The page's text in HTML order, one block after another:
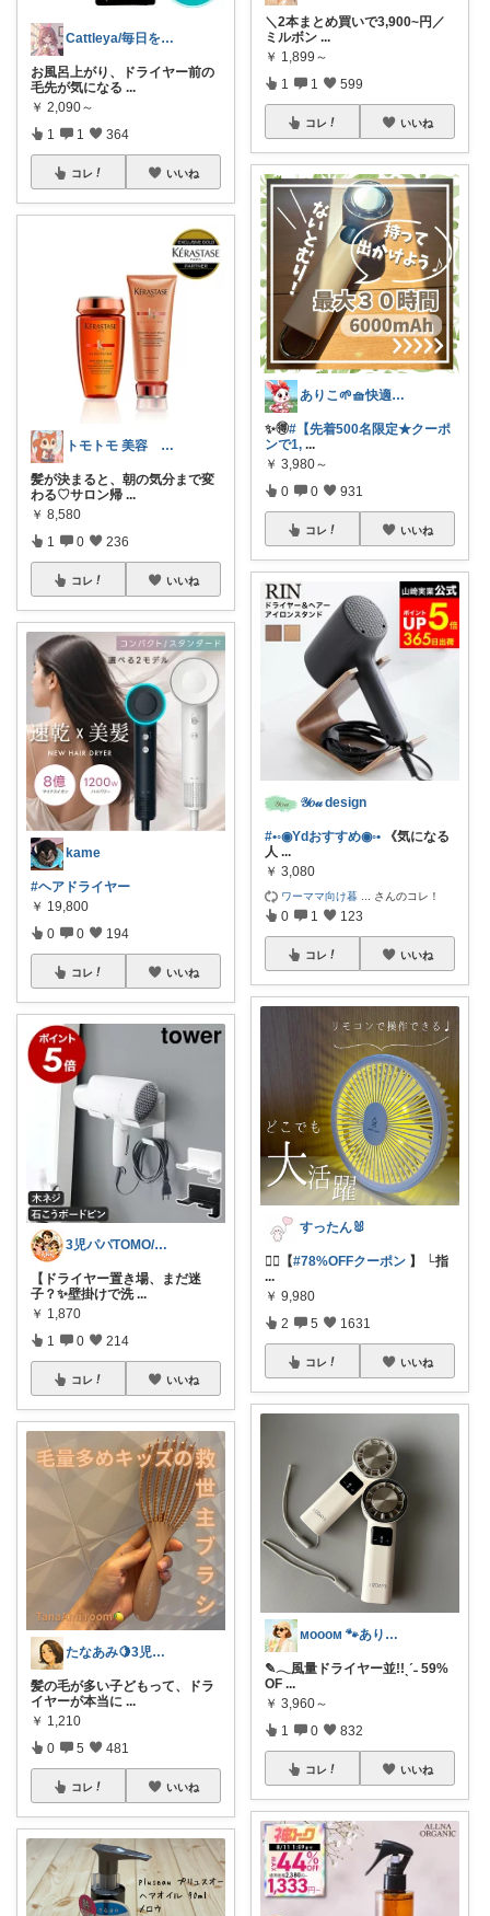
Cattleya/毎日を整える美容コスメ
お風呂上がり、ドライヤー前の
毛先が気になる ...
￥ 2,090～
1 1 364
コレ いいね
トモトモ 美容 食品 子育てルーム
髪が決まると、朝の気分まで変
わる♡サロン帰 ...
￥ 8,580
1 0 236
コレ いいね
kame
#ヘアドライヤー
￥ 19,800
0 0 194
コレ いいね
3児パパTOMO/暮らしが整う
【ドライヤー置き場、まだ迷
子？✨壁掛けで洗 ...
￥ 1,870
1 0 214
コレ いいね
たなあみ🍋3児ママ40代心地良い暮らし
髪の毛が多い子どもって、ドラ
イヤーが本当に ...
￥ 1,210
0 5 481
コレ いいね
＼2本まとめ買いで3,900~円／
ミルボン ...
￥ 1,899～
1 1 599
コレ いいね
ありこ🌱🧺快適な暮らし雑貨🌻
✨️🉐#【先着500名限定★クーポ
ンで1, ...
￥ 3,980～
0 0 931
コレ いいね
𝒴𝑜𝓊 design
#•◦◉Ydおすすめ◉◦• 《気になる
人 ...
￥ 3,080
ワーママ向け暮 さんのコレ！
0 1 123
コレ いいね
すったん🐰
🏃‍♀️【#78%OFFクーポン 】 └指
...
￥ 9,980
2 5 1631
コレ いいね
ᴍᴏᴏᴏᴍ 🐾ありがとうございます🐹
✎𓂃風量ドライヤー並!!ˎˊ˗ 59%
OF ...
￥ 3,960～
1 0 832
コレ いいね